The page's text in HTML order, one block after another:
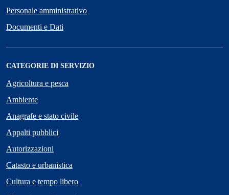
Personale amministrativo
Documenti e Dati
CATEGORIE DI SERVIZIO
Agricoltura e pesca
Ambiente
Anagrafe e stato civile
Appalti pubblici
Autorizzazioni
Catasto e urbanistica
Cultura e tempo libero